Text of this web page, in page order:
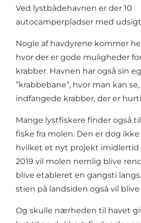
Ved lystbådehavnen er der 10
autocamperpladser med
Nogle af havdyrene kommer
hvor der er gode muligheder
krabber. Havnen har også sin
”krabbebane”, hvor man kan
indfangede krabber, der er
Mange lystfiskere finder også
fiske fra molen. Den er dog
hvilket et nyt projekt imidlertid
2019 vil molen nemlig blive
blive etableret en gangsti
stien på landsiden også vil
Og skulle nærheden til havet